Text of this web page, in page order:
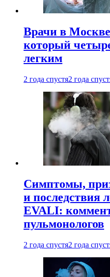
Врачи в
который
легким
2 года спустя2 года
Симптомы,
и последствия
EVALI:
пульмонологов
2 года спустя2 года